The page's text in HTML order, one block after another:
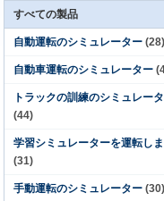
すべての製品
自動運転のシミュレーター (28)
自動車運転のシミュレーター
トラックの訓練のシミュレー
(44)
学習シミュレーターを運転し
(31)
手動運転のシミュレーター (30)